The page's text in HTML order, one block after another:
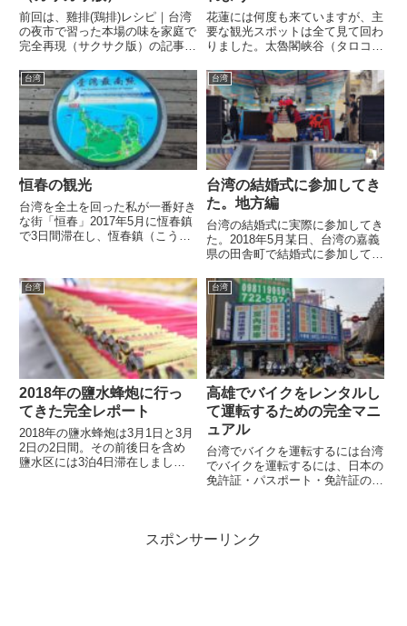
前回は、雞排(鶏排)レシピ｜台湾
の夜市で習った本場の味を家庭で
完全再現（サクサク版）の記事を
版」です。雞排(鶏排)の作り方を
参考にした天使鶏排天使鶏排は台
湾の高雄市に5店舗を展開する地
元でも人気の雞排(鶏排)専...
花蓮には何度も来ていますが、主
要な観光スポットは全て見て回わ
りました。太魯閣峡谷（タロコ）
行ったし、阿美文化村も行った
し、東大門夜市も行ったし、七星
潭も行ったし、松園別館も行った
し、どこに行くかと悩んでいた時
に...
台湾
恒春の観光
台湾を全土を回った私が一番好き
な街「恒春」2017年5月に恆春鎮
で3日間滞在し、恆春鎮（こうし
た。前回に来た時にほとんど観光
地は回ったのですが、まだまだ密
かな観光スポットは沢山ありま...
台湾
台湾の結婚式に参加してき
た。地方編
台湾の結婚式に実際に参加してき
た。2018年5月某日、台湾の嘉義
県の田舎町で結婚式に参加してき
初めてでしたので何も分からず、
結婚する当人や、その友人、家族
に聞いて教えてもらってから参加
しました。台湾の結婚招待状...
台湾
2018年の鹽水蜂炮に行っ
てきた完全レポート
2018年の鹽水蜂炮は3月1日と3月
2日の2日間。その前後日を含め
鹽水区には3泊4日滞在しまし
んな、2018年の鹽水蜂炮...
台湾
高雄でバイクをレンタルし
て運転するための完全マニ
ュアル
台湾でバイクを運転するには台湾
でバイクを運転するには、日本の
免許証・パスポート・免許証の中
スポート台湾でバイクを運転する
スポンサーリンク